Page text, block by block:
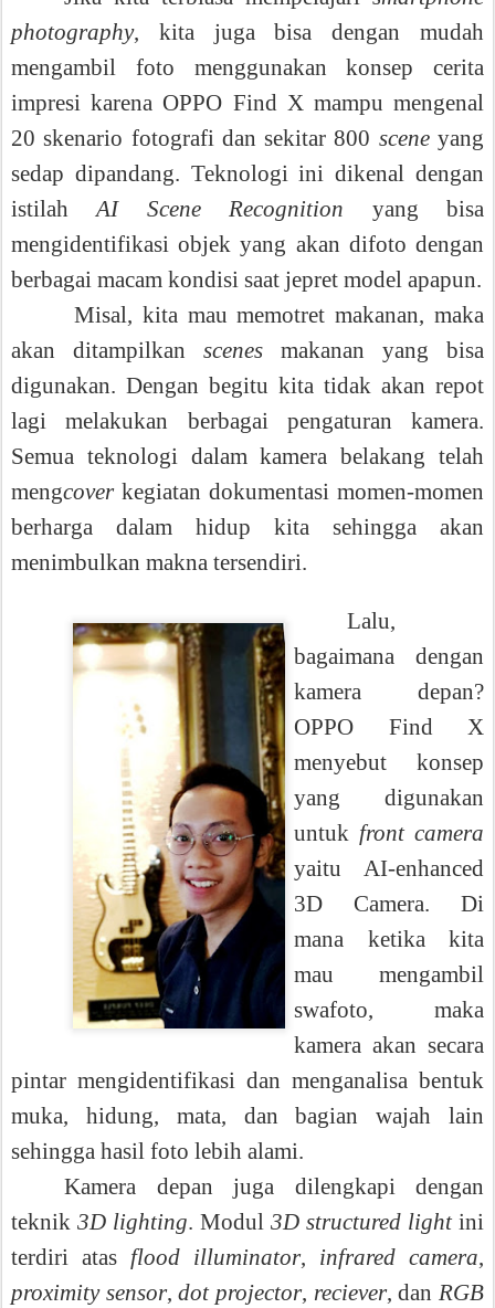
photography, kita juga bisa dengan mudah
mengambil foto menggunakan konsep cerita
impresi karena OPPO Find X mampu mengenal
20 skenario fotografi dan sekitar 800 sceneyang
sedap dipandang. Teknologi ini dikenal dengan
istilahAI Scene Recognition yang bisa
mengidentifikasi objek yang akan difoto dengan
berbagai macam kondisi saat jepret model apapun.
Misal, kita mau memotret makanan, maka
akan ditampilkan scenes makanan yang bisa
digunakan. Dengan begitu kita tidak akan repot
lagi melakukan berbagai pengaturan kamera.
Semua teknologi dalam kamera belakang telah
mengcoverkegiatan dokumentasi momen-momen
berharga dalam hidup kita sehingga akan
menimbulkan makna tersendiri.
Lalu,
bagaimana dengan
kamera depan?
OPPO Find X
menyebut konsep
yang digunakan
untuk front camera
yaitu AI-enhanced
3D Camera. Di
mana ketika kita
mau mengambil
swafoto, maka
kamera akan secara
pintar mengidentifikasi dan menganalisa bentuk
muka, hidung, mata, dan bagian wajah lain
sehingga hasil foto lebih alami.
Kamera depan juga dilengkapi dengan
teknik 3D lighting. Modul 3D structured lightini
terdiri atas flood illuminator, infrared camera,
proximity sensor,dot projector, reciever, dan RGB